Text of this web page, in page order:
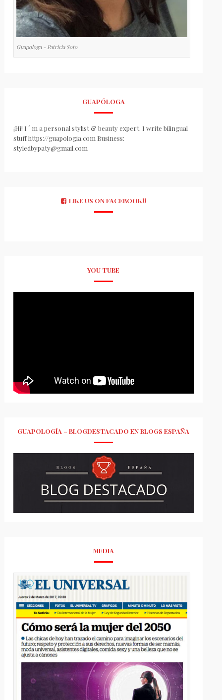
Guapologa - Patricia Soto
GUAPÓLOGA
¡Hi! I ´ m a personal stylist & beauty expert. I write bilingual
stuff https://guapologia.com Business:
styledbypaty@gmail.com
LIKE US ON FACEBOOK!!
YOU TUBE
GUAPOLOGÍA – BLOGDESTACADO EN BLOGS ESPAÑA
MEDIA